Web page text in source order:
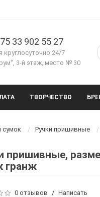
33 902 55 27
круглосуточно 24/7
3-й этаж, место № 30
ТВОРЧЕСТВО
сумок Ручки пришивные
пришивные,
гранж
0 отзывов / Написать